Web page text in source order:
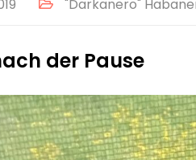
"Darkanero"
der Pause